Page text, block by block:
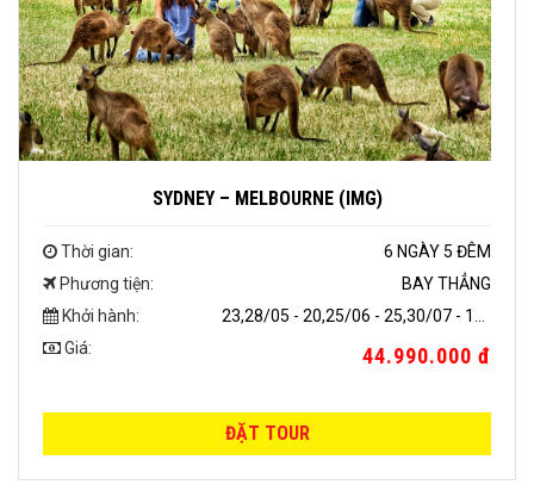
SYDNEY – MELBOURNE (IMG)
Thời gian:
6 NGÀY 5 ĐÊM
Phương tiện:
BAY THẲNG
Khởi hành:
Giá:
44.990.000 đ
ĐẶT TOUR